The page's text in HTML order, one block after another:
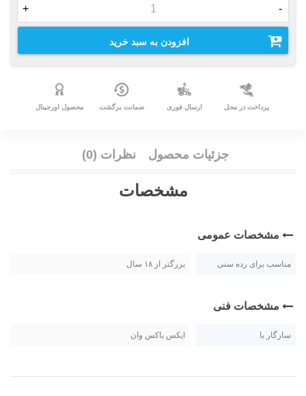
-
+
افزودن به سبد خرید
پرداخت در محل ارسال فوری ضمانت برگشت محصول اورجینال
جزئیات محصول نظرات (0)
مشخصات
مشخصات عمومی
مناسب برای رده سنی بزرگتر از ۱۸ سال
مشخصات فنی
سازگار با ایکس باکس وان